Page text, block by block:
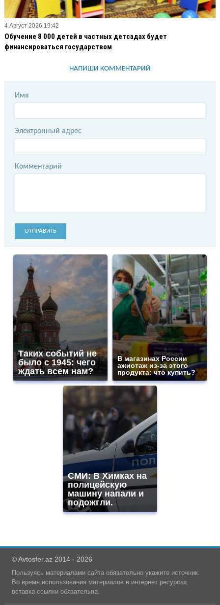
4 Август 2026 19:42
Обучение 8 000 детей в частных детсадах будет
финансироваться государством
НАПИШИ КОММЕНТАРИЙ
Имя
Электронный адрес
Комментарий
ОТПРАВИТЬ
Таких событий не
было с 1945: чего
ждать всем нам?
В магазинах России
ажиотаж из-за этого
продукта: что купить?
СМИ: В Химках на
полицейскую
машину напали и
подожгли.
© Avtosfer.az 2014 - 2026
Пользуясь материалами сайта обязательно укажите источник.
Во время использования материалов в интернет ресурсах
вставка ссылки обязательна.